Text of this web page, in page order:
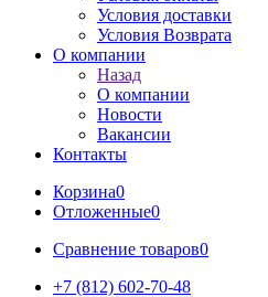
Условия доставки
Условия Возврата
О компании
Назад
О компании
Новости
Вакансии
Контакты
Корзина0
Отложенные0
Сравнение товаров0
+7 (812) 602-70-48